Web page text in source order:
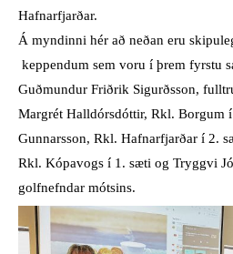
Hafnarfjarðar.
Á myndinni hér að neðan eru
keppendum sem voru í þrem fyrstu
Guðmundur Friðrik Sigurðsson,
Margrét Halldórsdóttir, Rkl. Borgum
Gunnarsson, Rkl. Hafnarfjarðar í 2.
Rkl. Kópavogs í 1. sæti og Tryggvi
golfnefndar mótsins.